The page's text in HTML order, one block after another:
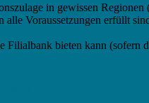
in gewissen
Voraussetzungen erfüllt
bieten kann (sofern